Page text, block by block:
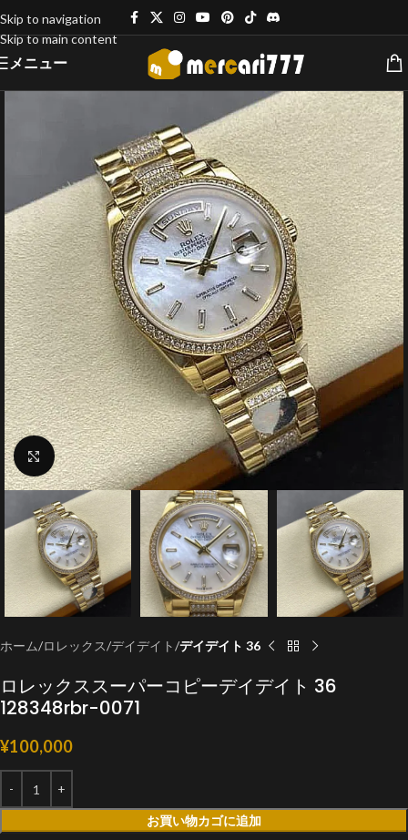
Skip to navigation
Skip to main content
メニュー
クリックで拡大
ホーム ロレックス デイデイト デイデイト 36
ロレックススーパーコピーデイデイト 36
128348rbr-0071
¥100,000
お買い物カゴに追加